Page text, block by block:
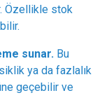
Özellikle stok
sunar. Bu
ya da fazlalık
geçebilir ve